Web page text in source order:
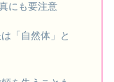
にも要注意
「自然体」と